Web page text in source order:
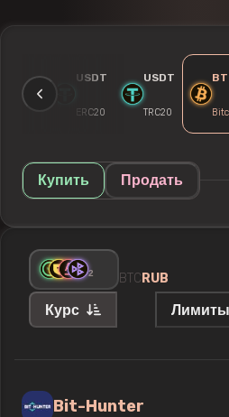
DAI
USDT
ERC20
USDT
TRC20
Купить Продать
+2 BTC RUB
Курс Лимиты
Bit-Hunter